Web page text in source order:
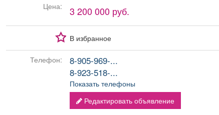
Цена:
3 200 000 руб.
В избранное
Телефон:
8-905-969-...
8-923-518-...
Показать телефоны
Редактировать объявление